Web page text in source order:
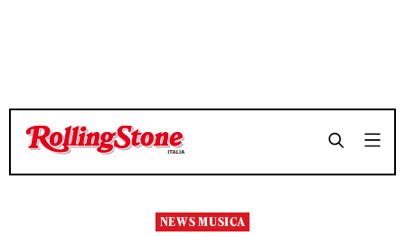
TEMPO DI LETTURA 3 MINUTI SHARE
TEMPO DI LETTURA 3 MINUTI SHARE
NEWS MUSICA